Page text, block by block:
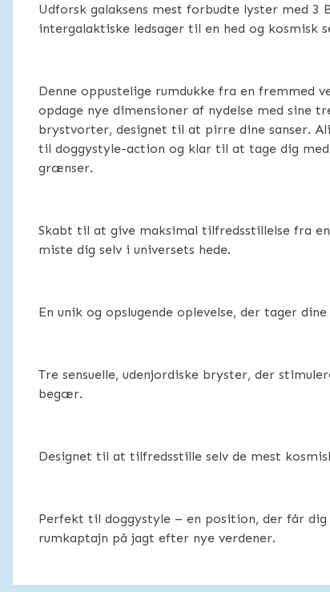
Udforsk galaksens mest forbudte lyster med 3
intergalaktiske ledsager til en hed og kosmisk
Denne oppustelige rumdukke fra en fremmed
opdage nye dimensioner af nydelse med sine
brystvorter, designet til at pirre dine sanser.
til doggystyle-action og klar til at tage dig med
grænser.
Skabt til at give maksimal tilfredsstillelse fra
miste dig selv i universets hede.
En unik og opslugende oplevelse, der tager
Tre sensuelle, udenjordiske bryster, der
begær.
Designet til at tilfredsstille selv de mest
Perfekt til doggystyle – en position, der får
rumkaptajn på jagt efter nye verdener.